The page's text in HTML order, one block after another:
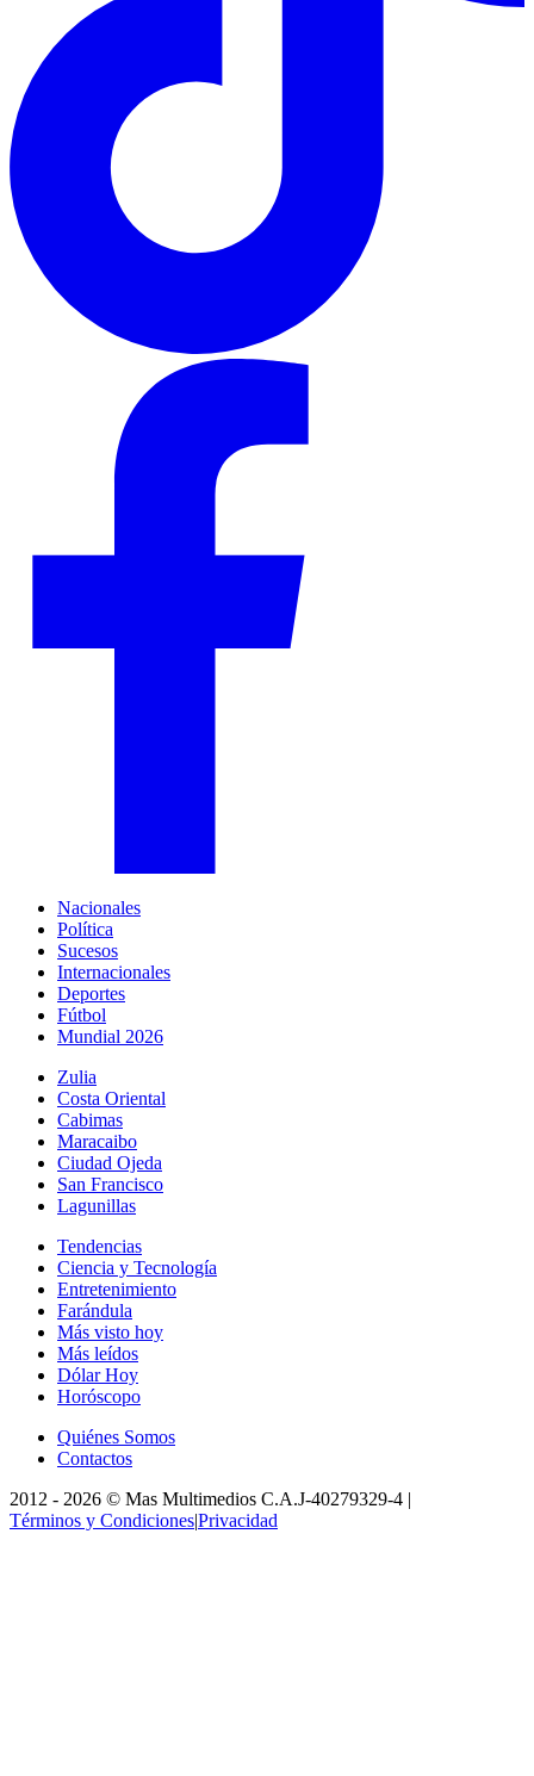
Nacionales
Política
Sucesos
Internacionales
Deportes
Fútbol
Mundial 2026
Zulia
Costa Oriental
Cabimas
Maracaibo
Ciudad Ojeda
San Francisco
Lagunillas
Tendencias
Ciencia y Tecnología
Entretenimiento
Farándula
Más visto hoy
Más leídos
Dólar Hoy
Horóscopo
Quiénes Somos
Contactos
2012 - 2026 © Mas Multimedios C.A.J-40279329-4 |
Términos y Condiciones|Privacidad